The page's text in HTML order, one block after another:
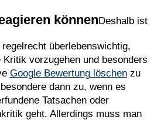
könnenDeshalb ist
überlebenswichtig,
Kritik vorzugehen und besonders
Google Bewertung löschenzu
dann zu, wenn es
Tatsachen oder
geht. Allerdings muss man